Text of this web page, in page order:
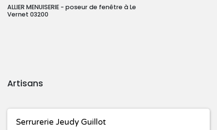
ALLIER MENUISERIE - poseur de fenêtre à Le
Vernet 03200
Artisans
Serrurerie Jeudy Guillot